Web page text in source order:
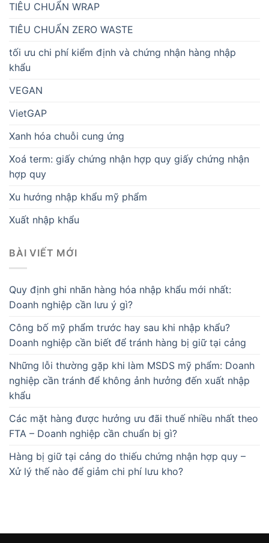
TIÊU CHUẨN WRAP
TIÊU CHUẨN ZERO WASTE
tối ưu chi phí kiểm định và chứng nhận hàng nhập
khẩu
VEGAN
VietGAP
Xanh hóa chuỗi cung ứng
Xoá term: giấy chứng nhận hợp quy giấy chứng nhận
hợp quy
Xu hướng nhập khẩu mỹ phẩm
Xuất nhập khẩu
BÀI VIẾT MỚI
Quy định ghi nhãn hàng hóa nhập khẩu mới nhất:
Doanh nghiệp cần lưu ý gì?
Công bố mỹ phẩm trước hay sau khi nhập khẩu?
Doanh nghiệp cần biết để tránh hàng bị giữ tại cảng
Những lỗi thường gặp khi làm MSDS mỹ phẩm: Doanh
nghiệp cần tránh để không ảnh hưởng đến xuất nhập
khẩu
Các mặt hàng được hưởng ưu đãi thuế nhiều nhất theo
FTA – Doanh nghiệp cần chuẩn bị gì?
Hàng bị giữ tại cảng do thiếu chứng nhận hợp quy –
Xử lý thế nào để giảm chi phí lưu kho?